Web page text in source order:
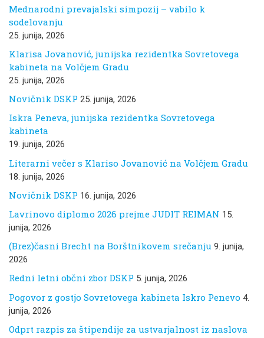
Mednarodni prevajalski simpozij – vabilo k
sodelovanju
25. junija, 2026
Klarisa Jovanović, junijska rezidentka Sovretovega
kabineta na Volčjem Gradu
25. junija, 2026
Novičnik DSKP 25. junija, 2026
Iskra Peneva, junijska rezidentka Sovretovega
kabineta
19. junija, 2026
Literarni večer s Klariso Jovanović na Volčjem Gradu
18. junija, 2026
Novičnik DSKP 16. junija, 2026
Lavrinovo diplomo 2026 prejme JUDIT REIMAN 15.
junija, 2026
(Brez)časni Brecht na Borštnikovem srečanju 9. junija,
2026
Redni letni občni zbor DSKP 5. junija, 2026
Pogovor z gostjo Sovretovega kabineta Iskro Penevo 4.
junija, 2026
Odprt razpis za štipendije za ustvarjalnost iz naslova